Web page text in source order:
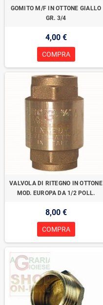
GOMITO M/F IN OTTONE GIALLO
GR. 3/4
4,00 €
COMPRA
VALVOLA DI RITEGNO IN OTTONE
MOD. EUROPA DA 1/2 POLL.
8,00 €
COMPRA